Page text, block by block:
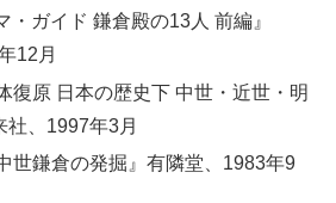
・ガイド 鎌倉殿の13人 前編』
12月
復原 日本の歴史下 中世・近世・明
社、1997年3月
世鎌倉の発掘』有隣堂、1983年9